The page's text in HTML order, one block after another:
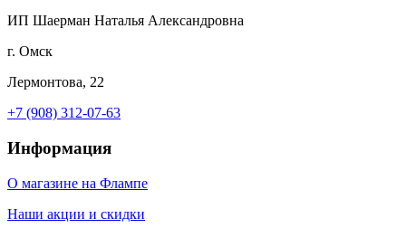
ИП Шаерман Наталья Александровна
г. Омск
Лермонтова, 22
+7 (908) 312-07-63
Информация
О магазине на Флампе
Наши акции и скидки